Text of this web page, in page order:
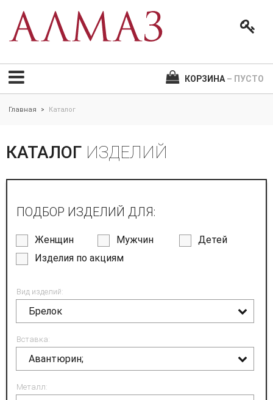
КОРЗИНА – ПУСТО
Главная > Каталог
КАТАЛОГ ИЗДЕЛИЙ
ПОДБОР ИЗДЕЛИЙ ДЛЯ:
Женщин Мужчин
Детей
Изделия по акциям
Вид изделий:
Брелок
Вставка:
Авантюрин;
Металл: